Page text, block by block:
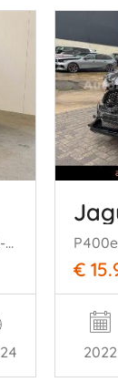
2.0 D Corporate Edition R-Sport
€
2022